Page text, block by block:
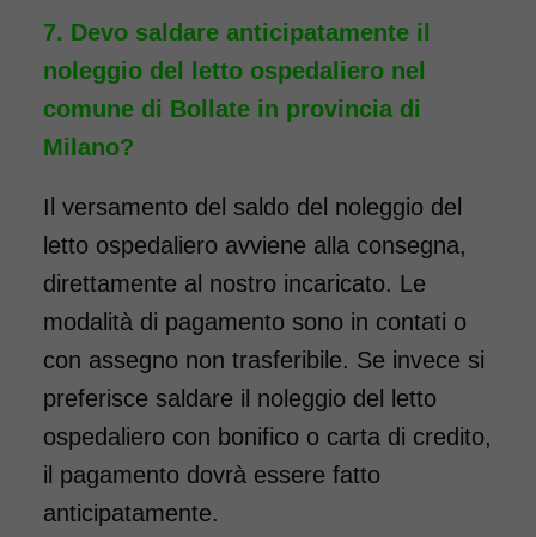
Devo saldare anticipatamente il
noleggio del letto ospedaliero nel
comune di Bollate in provincia di
Milano?
Il versamento del saldo del noleggio del
letto ospedaliero avviene alla consegna,
direttamente al nostro incaricato. Le
modalità di pagamento sono in contati o
con assegno non trasferibile. Se invece si
preferisce saldare il noleggio del letto
ospedaliero con bonifico o carta di credito,
il pagamento dovrà essere fatto
anticipatamente.